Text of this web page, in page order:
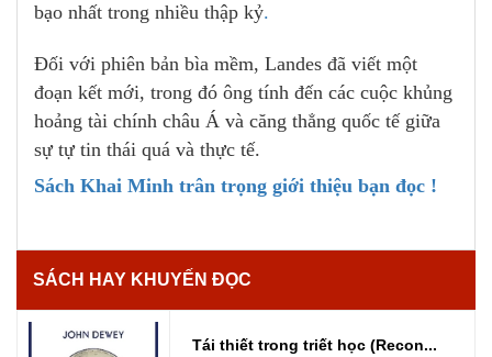
bạo nhất trong nhiều thập kỷ.
Đối với phiên bản bìa mềm, Landes đã viết một
đoạn kết mới, trong đó ông tính đến các cuộc khủng
hoảng tài chính châu Á và căng thẳng quốc tế giữa
sự tự tin thái quá và thực tế.
Sách Khai Minh trân trọng giới thiệu bạn đọc !
SÁCH HAY KHUYẾN ĐỌC
Tái thiết trong triết học (Recon...